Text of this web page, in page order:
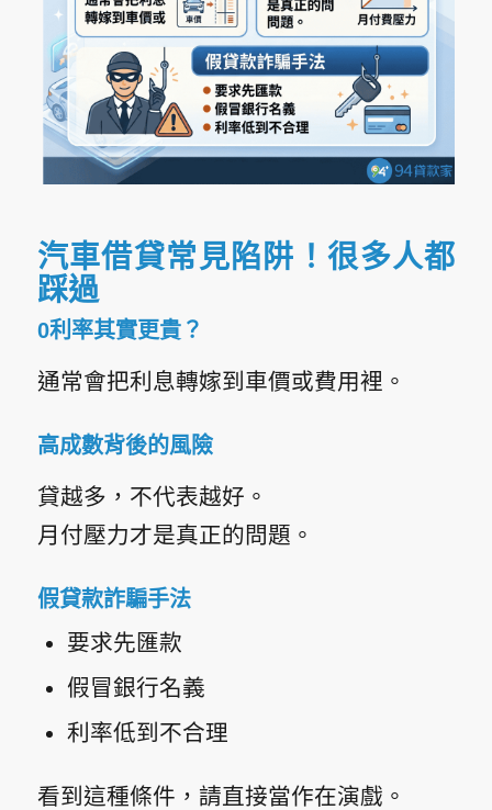
汽車借貸常見陷阱！很多人都
踩過
0利率其實更貴？
通常會把利息轉嫁到車價或費用裡。
高成數背後的風險
貸越多，不代表越好。
月付壓力才是真正的問題。
假貸款詐騙手法
要求先匯款
假冒銀行名義
利率低到不合理
看到這種條件，請直接當作在演戲。